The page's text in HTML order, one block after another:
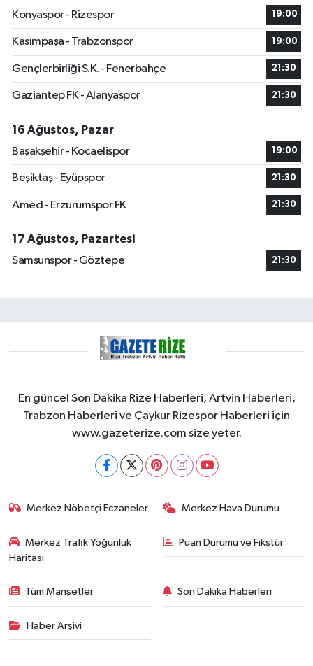
Konyaspor - Rizespor
19:00
Kasımpaşa - Trabzonspor 19:00
Gençlerbirliği S.K. - Fenerbahçe 21:30
Gaziantep FK - Alanyaspor 21:30
16 Ağustos, Pazar
Başakşehir - Kocaelispor
19:00
Beşiktaş - Eyüpspor 21:30
Amed - Erzurumspor FK 21:30
17 Ağustos, Pazartesi
Samsunspor - Göztepe
21:30
En güncel Son Dakika Rize Haberleri, Artvin Haberleri,
Trabzon Haberleri ve Çaykur Rizespor Haberleri için
www.gazeterize.com size yeter.
Merkez Nöbetçi Eczaneler Merkez Hava Durumu
Merkez Trafik Yoğunluk
Haritası
Puan Durumu ve Fikstür
Tüm Manşetler Son Dakika Haberleri
Haber Arşivi